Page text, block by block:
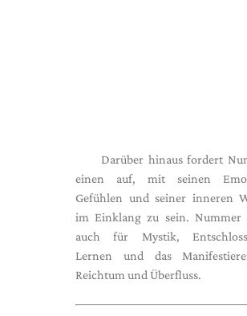
Darüber hinaus fordert
einen auf, mit seinen
Gefühlen und seiner inneren
im Einklang zu sein. Nummer
auch für Mystik,
Lernen und das
Reichtum und Überfluss.